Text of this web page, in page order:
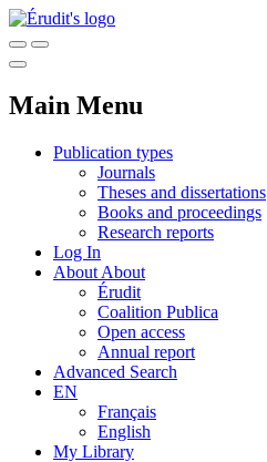
Main Menu
Publication types
Journals
Theses and dissertations
Books and proceedings
Research reports
Log In
About About
Érudit
Coalition Publica
Open access
Annual report
Advanced Search
EN
Français
English
My Library